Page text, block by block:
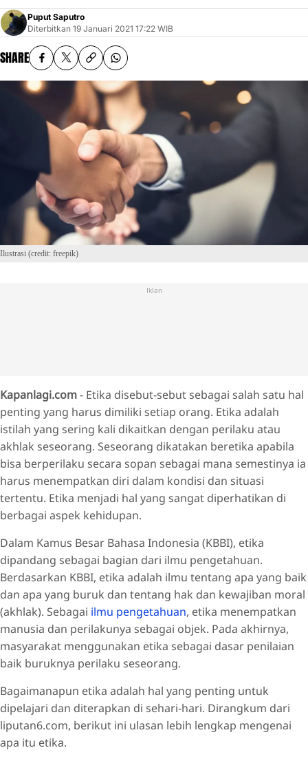
Puput Saputro
Diterbitkan 19 Januari 2021 17:22 WIB
SHARE
Ilustrasi (credit: freepik)
Iklan
Kapanlagi.com- Etika disebut-sebut sebagai salah satu hal
penting yang harus dimiliki setiap orang. Etika adalah
istilah yang sering kali dikaitkan dengan perilaku atau
akhlak seseorang. Seseorang dikatakan beretika apabila
bisa berperilaku secara sopan sebagai mana semestinya ia
harus menempatkan diri dalam kondisi dan situasi
tertentu. Etika menjadi hal yang sangat diperhatikan di
berbagai aspek kehidupan.
Dalam Kamus Besar Bahasa Indonesia (KBBI), etika
dipandang sebagai bagian dari ilmu pengetahuan.
Berdasarkan KBBI, etika adalah ilmu tentang apa yang baik
dan apa yang buruk dan tentang hak dan kewajiban moral
(akhlak). Sebagai ilmu pengetahuan, etika menempatkan
manusia dan perilakunya sebagai objek. Pada akhirnya,
masyarakat menggunakan etika sebagai dasar penilaian
baik buruknya perilaku seseorang.
Bagaimanapun etika adalah hal yang penting untuk
dipelajari dan diterapkan di sehari-hari. Dirangkum dari
liputan6.com, berikut ini ulasan lebih lengkap mengenai
apa itu etika.